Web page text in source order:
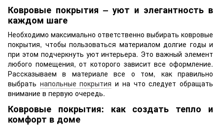
Ковровые покрытия – уют и элегантность в
каждом шаге
Необходимо максимально ответственно выбирать ковровые
покрытия, чтобы пользоваться материалом долгие годы и
при этом подчеркнуть уют интерьера. Это важный элемент
любого помещения, от которого зависит все оформление.
Рассказываем в материале все о том, как правильно
выбрать напольные покрытия и на что следует обращать
внимание в первую очередь.
Ковровые покрытия: как создать тепло и
комфорт в доме